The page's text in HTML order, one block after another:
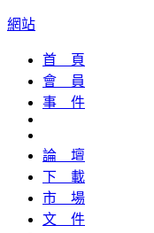
網站
首 頁
會 員
事 件
論 壇
下 載
市 場
文 件